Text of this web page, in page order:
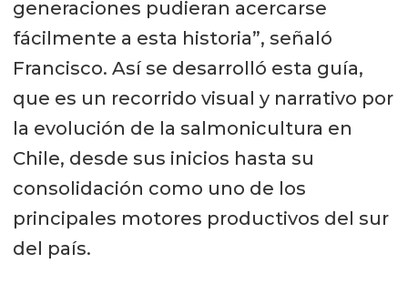
generaciones pudieran acercarse
fácilmente a esta historia”, señaló
Francisco. Así se desarrolló esta guía,
que es un recorrido visual y narrativo por
la evolución de la salmonicultura en
Chile, desde sus inicios hasta su
consolidación como uno de los
principales motores productivos del sur
del país.